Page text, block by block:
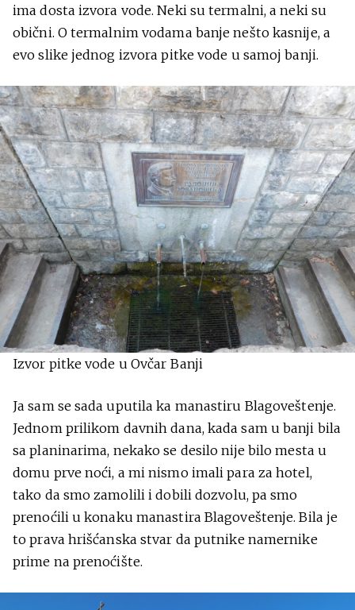
ima dosta izvora vode. Neki su termalni, a neki su
obični. O termalnim vodama banje nešto kasnije, a
evo slike jednog izvora pitke vode u samoj banji.
Izvor pitke vode u Ovčar Banji
Ja sam se sada uputila ka manastiru Blagoveštenje.
Jednom prilikom davnih dana, kada sam u banji bila
sa planinarima, nekako se desilo nije bilo mesta u
domu prve noći, a mi nismo imali para za hotel,
tako da smo zamolili i dobili dozvolu, pa smo
prenoćili u konaku manastira Blagoveštenje. Bila je
to prava hrišćanska stvar da putnike namernike
prime na prenoćište.